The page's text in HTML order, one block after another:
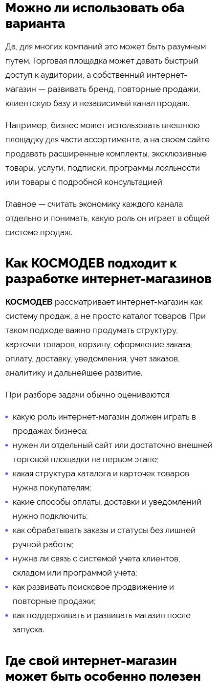
Можно ли использовать оба
варианта
Да, для многих компаний это может быть разумным
путем. Торговая площадка может давать быстрый
доступ к аудитории, а собственный интернет-
магазин — развивать бренд, повторные продажи,
клиентскую базу и независимый канал продаж.
Например, бизнес может использовать внешнюю
площадку для части ассортимента, а на своем сайте
продавать расширенные комплекты, эксклюзивные
товары, услуги, подписки, программы лояльности
или товары с подробной консультацией.
Главное — считать экономику каждого канала
отдельно и понимать, какую роль он играет в общей
системе продаж.
Как КОСМОДЕВ подходит к
разработке интернет-магазинов
КОСМОДЕВ рассматривает интернет-магазин как
систему продаж, а не просто каталог товаров. При
таком подходе важно продумать структуру,
карточки товаров, корзину, оформление заказа,
оплату, доставку, уведомления, учет заказов,
аналитику и дальнейшее развитие.
При разборе задачи обычно оцениваются:
какую роль интернет-магазин должен играть в
продажах бизнеса;
нужен ли отдельный сайт или достаточно внешней
торговой площадки на первом этапе;
какая структура каталога и карточек товаров
нужна покупателям;
какие способы оплаты, доставки и уведомлений
нужно подключить;
как обрабатывать заказы и статусы без лишней
ручной работы;
нужна ли связь с системой учета клиентов,
складом или программой учета;
как развивать поисковое продвижение и
повторные продажи;
как поддерживать и развивать магазин после
запуска.
Где свой интернет-магазин
может быть особенно полезен